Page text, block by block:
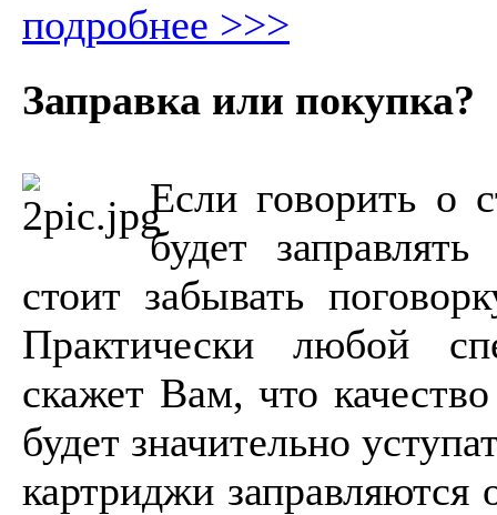
подробнее >>>
Заправка или покупка?
Если говорить о
будет
стоит забывать
Практически любой
скажет Вам, что качество
будет значительно
картриджи